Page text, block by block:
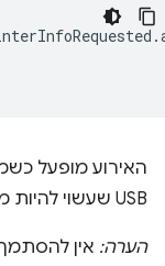
.
האירוע מופעל
USB שעשוי להיות מדפסת.
הערה: אין